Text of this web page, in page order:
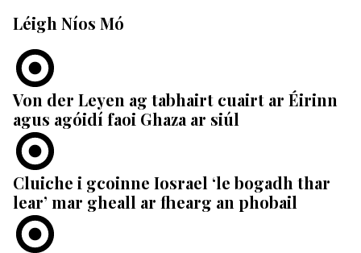
Léigh Níos Mó
Von der Leyen ag tabhairt cuairt ar Éirinn
agus agóidí faoi Ghaza ar siúl
Cluiche i gcoinne Iosrael ‘le bogadh thar
lear’ mar gheall ar fhearg an phobail